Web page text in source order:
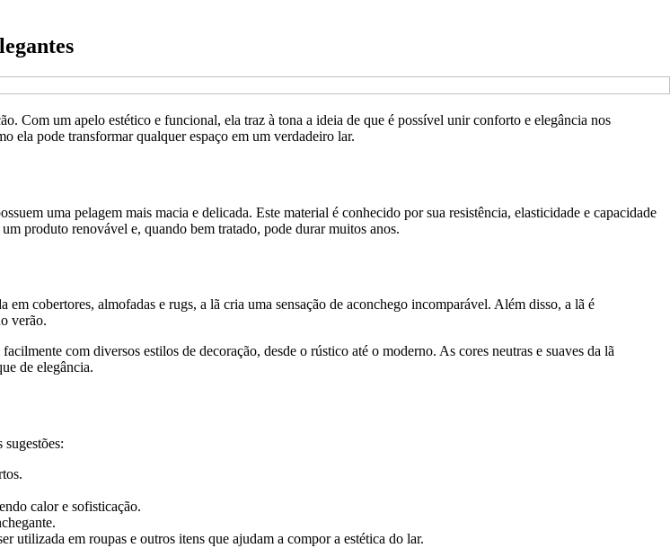
Com um apelo estético e funcional, ela traz à tona a ideia de que é possível unir conforto e elegância nos
ela pode transformar qualquer espaço em um verdadeiro lar.
uma pelagem mais macia e delicada. Este material é conhecido por sua resistência, elasticidade e capacidade
produto renovável e, quando bem tratado, pode durar muitos anos.
cobertores, almofadas e rugs, a lã cria uma sensação de aconchego incomparável. Além disso, a lã é
verão.
com diversos estilos de decoração, desde o rústico até o moderno. As cores neutras e suaves da lã
de elegância.
calor e sofisticação.
utilizada em roupas e outros itens que ajudam a compor a estética do lar.